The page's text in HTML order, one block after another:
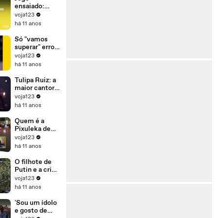
para se
manter no
poder'
ensaiado:
Dilma ganhou
ontem para
amanhã
voja123
há 11 anos
Só "vamos
superar" erros
(e crimes) se
Dilma sair do
voja123
há 11 anos
Tulipa Ruiz: a
maior cantora
da sua
geração
voja123
há 11 anos
Quem é a
Pixuleka de
Lula?
voja123
há 11 anos
O filhote de
Putin e a crise
de refugiados
voja123
há 11 anos
'Sou um ídolo
e gosto de